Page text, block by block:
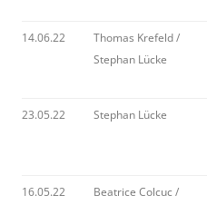
14.06.22
Thomas Krefeld /
Stephan Lücke
23.05.22 Stephan Lücke
16.05.22
Beatrice Colcuc /